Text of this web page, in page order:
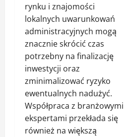
rynku i znajomości
lokalnych uwarunkowań
administracyjnych mogą
znacznie skrócić czas
potrzebny na finalizację
inwestycji oraz
zminimalizować ryzyko
ewentualnych nadużyć.
Współpraca z branżowymi
ekspertami przekłada się
również na większą